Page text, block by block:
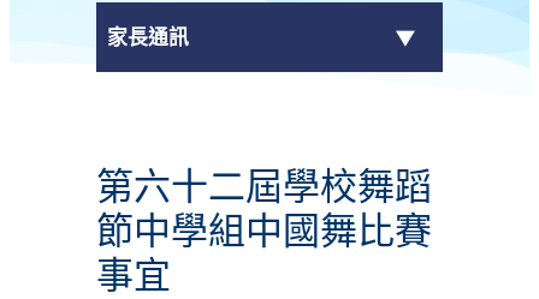
家長通訊
學校通告
第六十二屆學校舞蹈
節中學組中國舞比賽
事宜